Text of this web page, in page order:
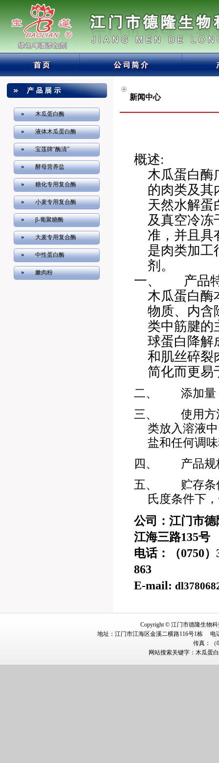
木瓜蛋白酶
液体木瓜蛋白酶
宝莲牌“酶清”
酵母营养盐
糖化专用复合酶
小麦专用复合酶
β-葡聚糖酶
大麦专用复合酶
中性蛋白酶
嫩肉粉
新闻中心
概述:
木瓜蛋白酶
的肉类及其
天然水解蛋
及真空冷冻
准，并且具
是肉类加工
剂。
一、
产品
木瓜蛋白酶
物质、内含
类中筋腱的
球蛋白降解
和肌丝碎裂
简化而更易
二、
添加量
三、
使用方
类放入溶液
盐和任何调
四、
产品
五、
贮存
氏度条件下
公司：江门市
江海三路135号
电话：（0750）
863
E-mail:
Copyright © 江门市德隆生物
地址：江门市江海区金溪二横路116号1栋 电话
传真：（
网站搜索关键字： 木瓜蛋